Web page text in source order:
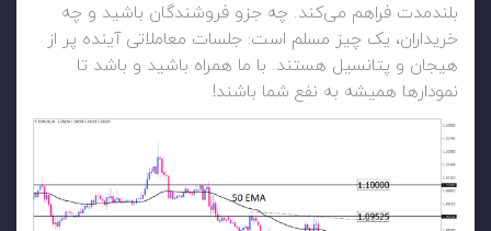
بلندمدت فراهم می‌کند. چه جزو فروشندگان باشید و چه
خریداران، یک چیز مسلم است: جلسات معاملاتی آینده پر از
هیجان و پتانسیل هستند. با ما همراه باشید و باشد تا
نمودارها همیشه به نفع شما باشند!